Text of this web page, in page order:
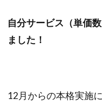
自分サービス（単価
ました！
12月からの本格実施